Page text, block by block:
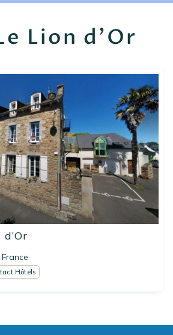
Lion d'Or
France
Hôtels